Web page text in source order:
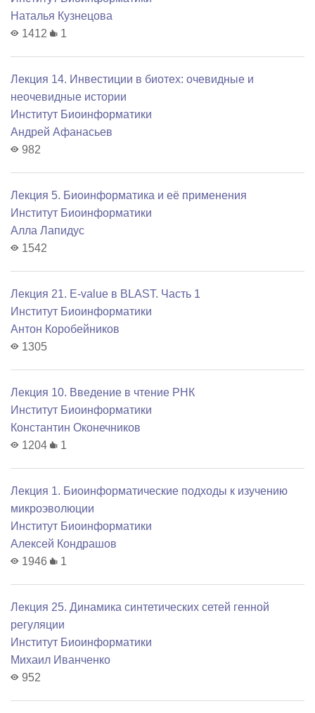
Наталья Кузнецова
1412
1
Лекция 14. Инвестиции в биотех: очевидные и
неочевидные истории
Институт Биоинформатики
Андрей Афанасьев
982
Лекция 5. Биоинформатика и её применения
Институт Биоинформатики
Алла Лапидус
1542
Лекция 21. E-value в BLAST. Часть 1
Институт Биоинформатики
Антон Коробейников
1305
Лекция 10. Введение в чтение РНК
Институт Биоинформатики
Константин Оконечников
1204
1
Лекция 1. Биоинформатические подходы к изучению
микроэволюции
Институт Биоинформатики
Алексей Кондрашов
1946
1
Лекция 25. Динамика синтетических сетей генной
регуляции
Институт Биоинформатики
Михаил Иванченко
952